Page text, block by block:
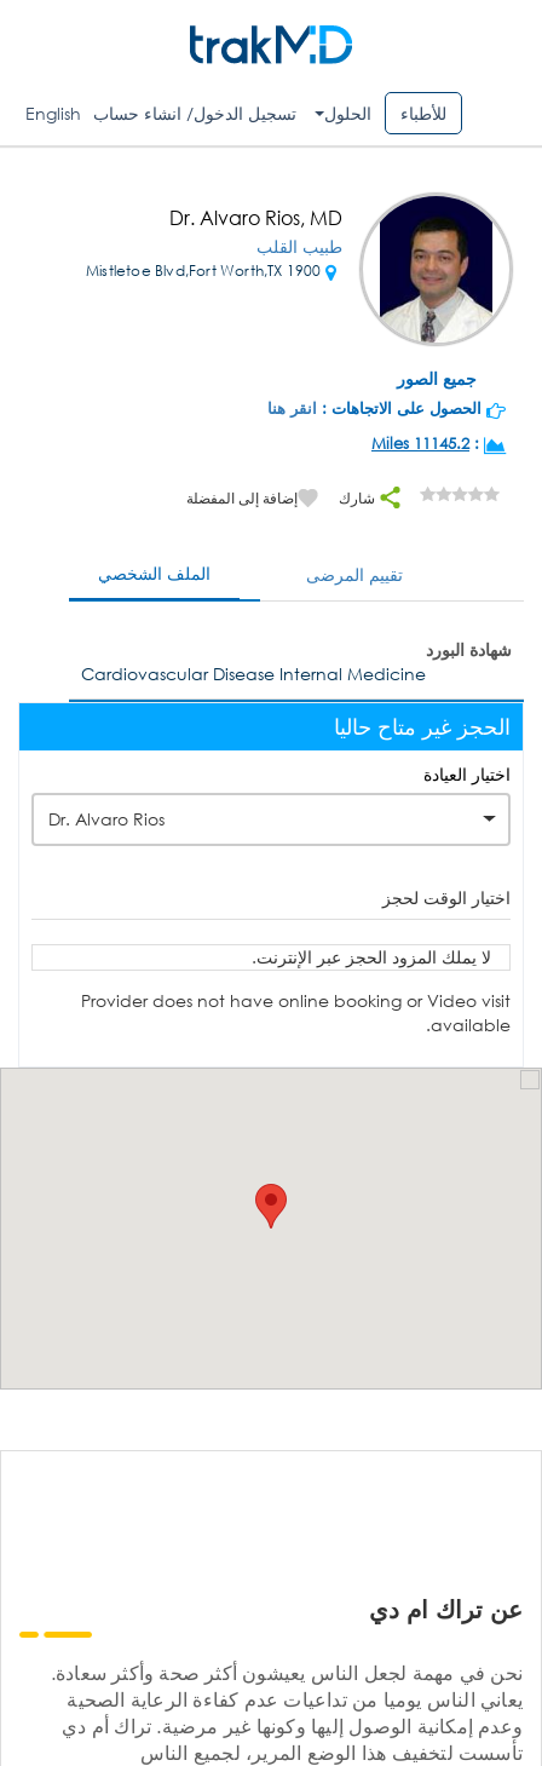
للأطباء الحلول تسجيل الدخول/ انشاء حساب English
جميع الصور
Dr. Alvaro Rios, MD
طبيب القلب
الحصول على الاتجاهات : انقر هنا
:
11145.2 Miles
شارك إضافة إلى المفضلة
الملف الشخصي تقييم المرضى
شهادة البورد
Cardiovascular Disease Internal Medicine
الحجز غير متاح حاليا
اختيار العيادة
Dr. Alvaro Rios
اختيار الوقت لحجز
لا يملك المزود الحجز عبر الإنترنت.
Provider does not have online booking or Video visit
available.
عن تراك ام دي
نحن في مهمة لجعل الناس يعيشون أكثر صحة وأكثر سعادة.
يعاني الناس يوميا من تداعيات عدم كفاءة الرعاية الصحية
وعدم إمكانية الوصول إليها وكونها غير مرضية. تراك أم دي
تأسست لتخفيف هذا الوضع المرير، لجميع الناس